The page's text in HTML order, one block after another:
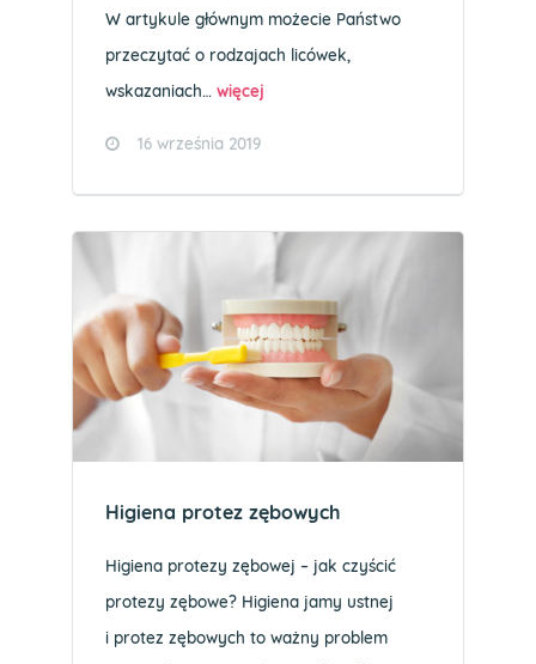
W artykule głównym możecie Państwo
przeczytać o rodzajach licówek,
wskazaniach… więcej
16 września 2019
Higiena protez zębowych
Higiena protezy zębowej – jak czyścić
protezy zębowe? Higiena jamy ustnej
i protez zębowych to ważny problem